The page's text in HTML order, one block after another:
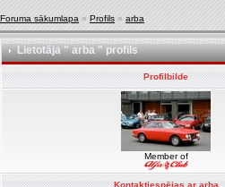
Foruma sākumlapa » Profils » arba
Lietotāja " arba " profils
Profilbilde
Member of
Kontaktiespējas ar arba